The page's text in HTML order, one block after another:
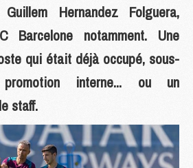
Hernandez Folguera,
notamment. Une
qui était déjà occupé, sous-
interne... ou un
staff.